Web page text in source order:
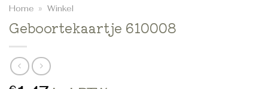
Home » Winkel
Geboortekaartje 610008